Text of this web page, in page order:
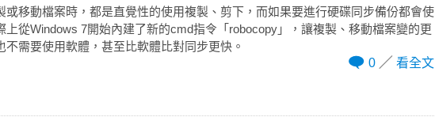
或移動檔案時，都是直覺性的使用複製、剪下，而如果要進行硬碟同步備份都會使
上從Windows 7開始內建了新的cmd指令「robocopy」，讓複製、移動檔案變的更
不需要使用軟體，甚至比軟體比對同步更快。
0
看全文